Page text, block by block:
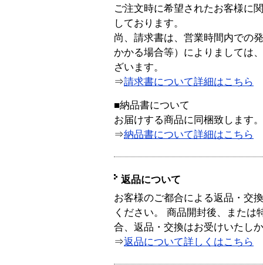
ご注文時に希望されたお客様に
しております。
尚、請求書は、営業時間内での
かかる場合等）によりましては
ざいます。
⇒請求書について詳細はこちら
■納品書について
お届けする商品に同梱致します。
⇒納品書について詳細はこちら
返品について
お客様のご都合による返品・交
ください。 商品開封後、または
合、返品・交換はお受けいたし
⇒返品について詳しくはこちら